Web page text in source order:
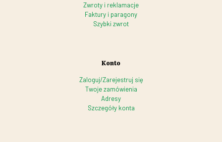
Zwroty i reklamacje
Faktury i paragony
Szybki zwrot
Konto
Zaloguj/Zarejestruj się
Twoje zamówienia
Adresy
Szczegóły konta